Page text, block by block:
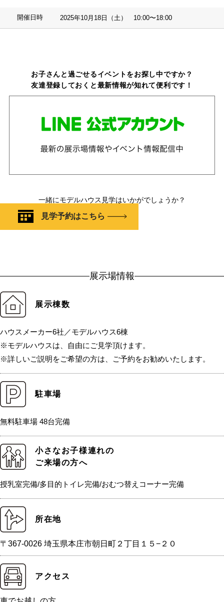
開催日時 2025年10月18日（土） 10:00〜18:00
お子さんと過ごせるイベントをお探し中ですか？
友達登録しておくと最新情報が知れて便利です！
一緒にモデルハウス見学はいかがでしょうか？
見学予約はこちら
展示場情報
展示棟数
ハウスメーカー6社／モデルハウス6棟
※モデルハウスは、自由にご見学頂けます。
※詳しいご説明をご希望の方は、ご予約をお勧めいたします。
駐車場
無料駐車場 48台完備
小さなお子様連れの
ご来場の方へ
授乳室完備/多目的トイレ完備/おむつ替えコーナー完備
所在地
〒367-0026 埼玉県本庄市朝日町２丁目１５−２０
アクセス